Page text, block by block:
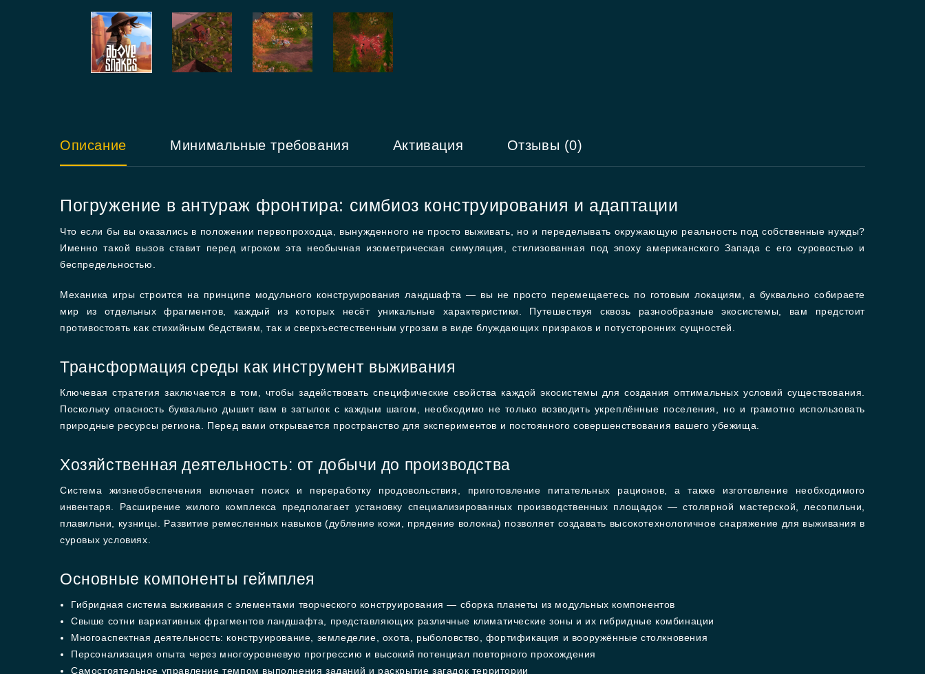
Описание Минимальные требования Активация Отзывы (0)
Погружение в антураж фронтира: симбиоз конструирования и адаптации
Что если бы вы оказались в положении первопроходца, вынужденного не просто выживать, но и переделывать окружающую реальность под собственные нужды?
Именно такой вызов ставит перед игроком эта необычная изометрическая симуляция, стилизованная под эпоху американского Запада с его суровостью и
беспредельностью.
Механика игры строится на принципе модульного конструирования ландшафта — вы не просто перемещаетесь по готовым локациям, а буквально собираете
мир из отдельных фрагментов, каждый из которых несёт уникальные характеристики. Путешествуя сквозь разнообразные экосистемы, вам предстоит
противостоять как стихийным бедствиям, так и сверхъестественным угрозам в виде блуждающих призраков и потусторонних сущностей.
Трансформация среды как инструмент выживания
Ключевая стратегия заключается в том, чтобы задействовать специфические свойства каждой экосистемы для создания оптимальных условий существования.
Поскольку опасность буквально дышит вам в затылок с каждым шагом, необходимо не только возводить укреплённые поселения, но и грамотно использовать
природные ресурсы региона. Перед вами открывается пространство для экспериментов и постоянного совершенствования вашего убежища.
Хозяйственная деятельность: от добычи до производства
Система жизнеобеспечения включает поиск и переработку продовольствия, приготовление питательных рационов, а также изготовление необходимого
инвентаря. Расширение жилого комплекса предполагает установку специализированных производственных площадок — столярной мастерской, лесопильни,
плавильни, кузницы. Развитие ремесленных навыков (дубление кожи, прядение волокна) позволяет создавать высокотехнологичное снаряжение для выживания в
суровых условиях.
Основные компоненты геймплея
Гибридная система выживания с элементами творческого конструирования — сборка планеты из модульных компонентов
Свыше сотни вариативных фрагментов ландшафта, представляющих различные климатические зоны и их гибридные комбинации
Многоаспектная деятельность: конструирование, земледелие, охота, рыболовство, фортификация и вооружённые столкновения
Персонализация опыта через многоуровневую прогрессию и высокий потенциал повторного прохождения
Самостоятельное управление темпом выполнения заданий и раскрытие загадок территории